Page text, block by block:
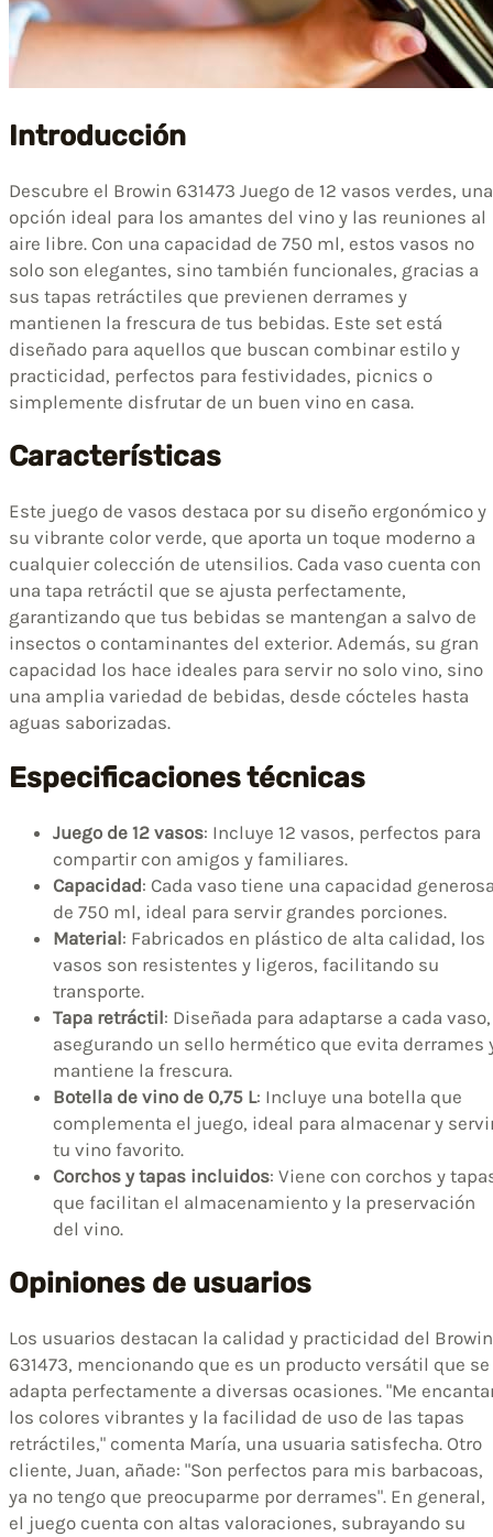
Introducción
Descubre el Browin 631473 Juego de 12 vasos verdes, una
opción ideal para los amantes del vino y las reuniones al
aire libre. Con una capacidad de 750 ml, estos vasos no
solo son elegantes, sino también funcionales, gracias a
sus tapas retráctiles que previenen derrames y
mantienen la frescura de tus bebidas. Este set está
diseñado para aquellos que buscan combinar estilo y
practicidad, perfectos para festividades, picnics o
simplemente disfrutar de un buen vino en casa.
Características
Este juego de vasos destaca por su diseño ergonómico y
su vibrante color verde, que aporta un toque moderno a
cualquier colección de utensilios. Cada vaso cuenta con
una tapa retráctil que se ajusta perfectamente,
garantizando que tus bebidas se mantengan a salvo de
insectos o contaminantes del exterior. Además, su gran
capacidad los hace ideales para servir no solo vino, sino
una amplia variedad de bebidas, desde cócteles hasta
aguas saborizadas.
Especificaciones técnicas
Juego de 12 vasos: Incluye 12 vasos, perfectos para
compartir con amigos y familiares.
Capacidad: Cada vaso tiene una capacidad
de 750 ml, ideal para servir grandes porciones.
Material: Fabricados en plástico de alta calidad, los
vasos son resistentes y ligeros, facilitando su
transporte.
Tapa retráctil: Diseñada para adaptarse a cada vaso,
asegurando un sello hermético que evita derrames
mantiene la frescura.
Botella de vino de 0,75 L: Incluye una botella que
complementa el juego, ideal para almacenar y
tu vino favorito.
Corchos y tapas incluidos: Viene con corchos y
que facilitan el almacenamiento y la preservación
del vino.
Opiniones de usuarios
Los usuarios destacan la calidad y practicidad del Browin
631473, mencionando que es un producto versátil que se
adapta perfectamente a diversas ocasiones. "Me
los colores vibrantes y la facilidad de uso de las tapas
retráctiles," comenta María, una usuaria satisfecha. Otro
cliente, Juan, añade: "Son perfectos para mis barbacoas,
ya no tengo que preocuparme por derrames". En general,
el juego cuenta con altas valoraciones, subrayando su